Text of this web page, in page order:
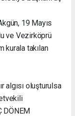
19 Mayıs
ve Vezirköprü
kurala takılan
algısı oluşturulsa
DÖNEM